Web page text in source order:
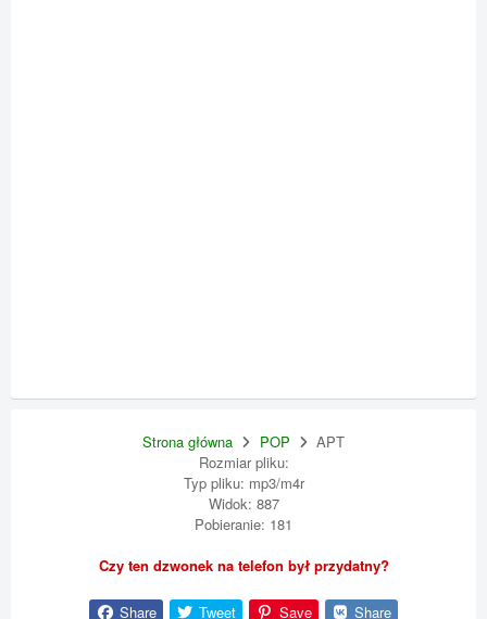
Strona główna POP
APT
Rozmiar pliku:
Typ pliku: mp3/m4r
Widok: 887
Pobieranie: 181
Czy ten dzwonek na telefon był przydatny?
Share Tweet Save Share